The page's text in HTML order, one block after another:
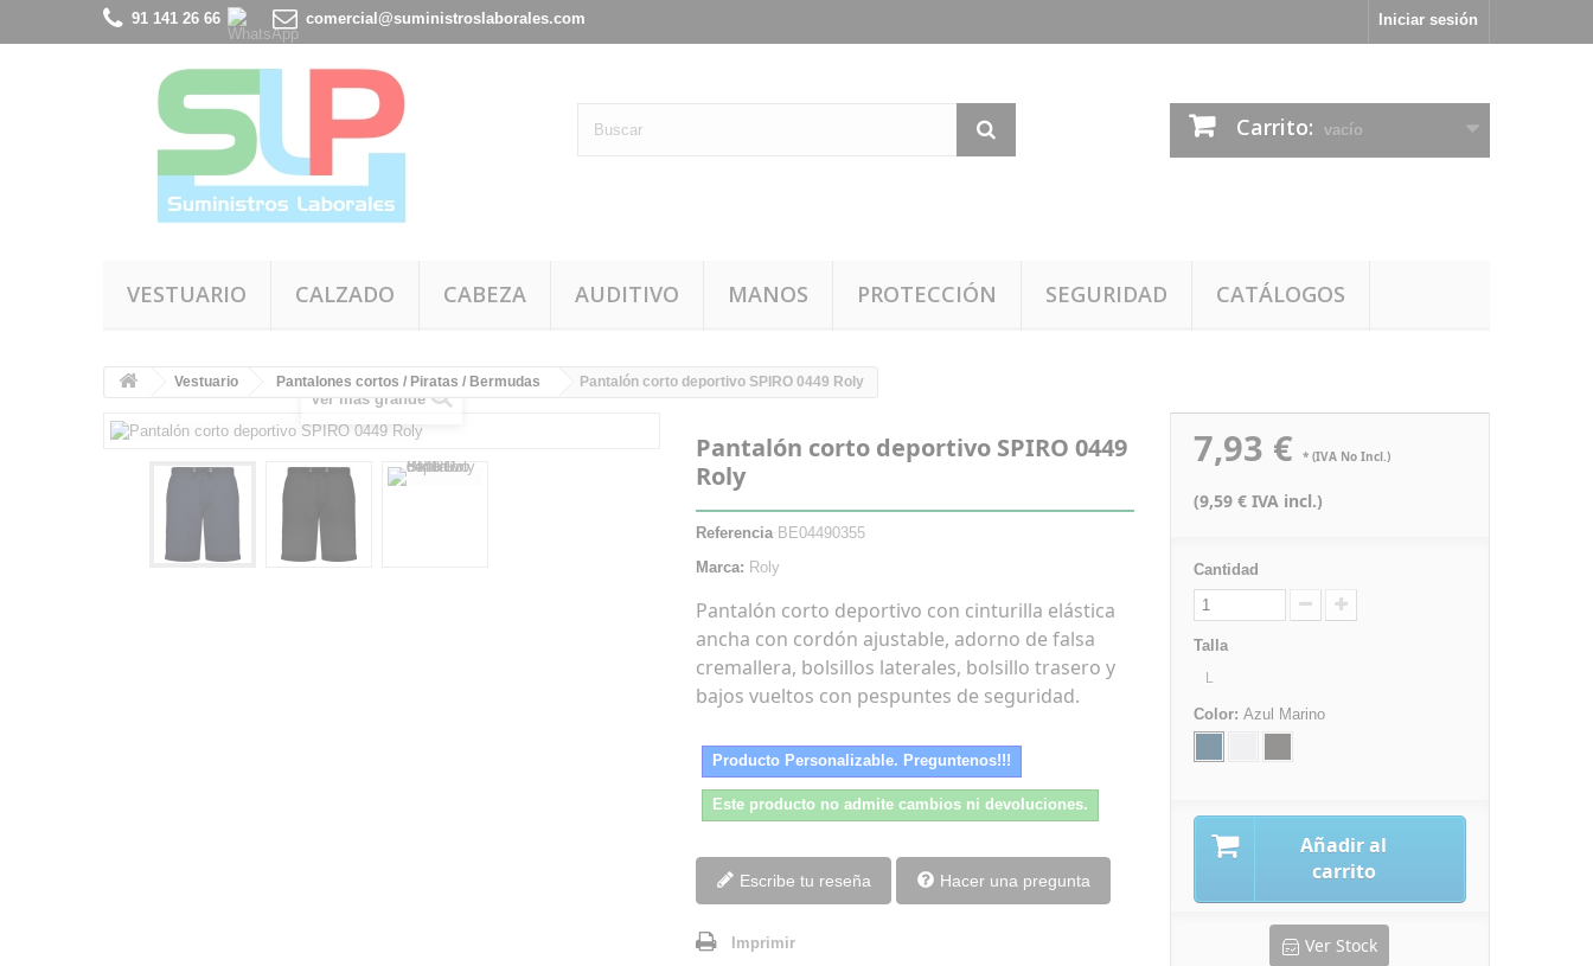
Iniciar sesión
91 141 26 66 comercial@suministroslaborales.com
Carrito: vacío
VESTUARIO CALZADO CABEZA AUDITIVO MANOS PROTECCIÓN SEGURIDAD CATÁLOGOS
Vestuario Pantalones cortos / Piratas / Bermudas Pantalón corto deportivo SPIRO 0449 Roly
Ver más grande
Pantalón corto deportivo SPIRO 0449
Roly
Referencia BE04490355
Marca: Roly
Pantalón corto deportivo con cinturilla elástica
ancha con cordón ajustable, adorno de falsa
cremallera, bolsillos laterales, bolsillo trasero y
bajos vueltos con pespuntes de seguridad.
Producto Personalizable. Preguntenos!!!
Este producto no admite cambios ni devoluciones.
Escribe tu reseña Hacer una pregunta
Imprimir
7,93 € * (IVA No Incl.)
(9,59 € IVA incl.)
Cantidad
Talla
L
Color: Azul Marino
Añadir al
carrito
Ver Stock